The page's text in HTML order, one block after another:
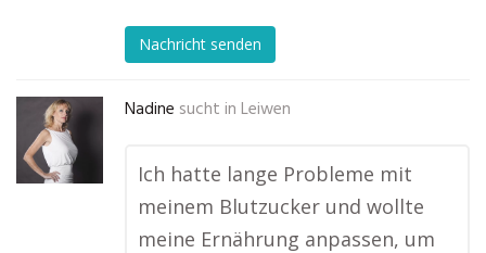
Nachricht senden
Nadine sucht in Leiwen
Ich hatte lange Probleme mit
meinem Blutzucker und wollte
meine Ernährung anpassen, um